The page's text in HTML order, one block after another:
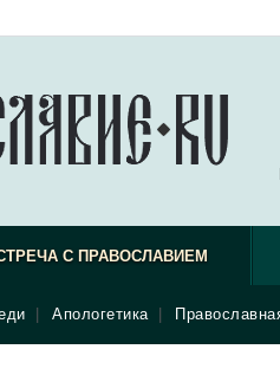
С ПРАВОСЛАВИЕМ
Апологетика